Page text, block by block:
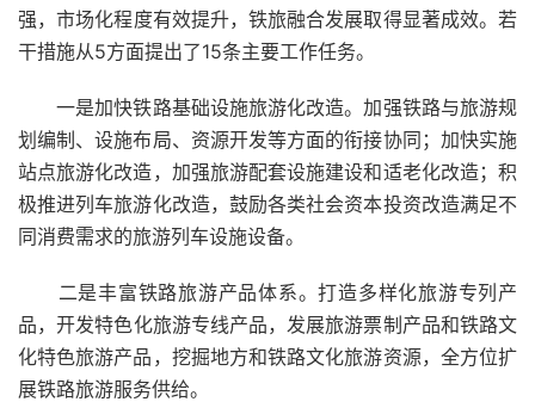
强，市场化程度有效提升，铁旅融合发展取得显著成效。若
干措施从5方面提出了15条主要工作任务。
一是加快铁路基础设施旅游化改造。加强铁路与旅游规
划编制、设施布局、 资源开发等方面的衔接协同；加快实施
站点旅游化改造，加强旅游配套设施建设和适老化改造；积
极推进列车旅游化改造，鼓励各类社会资本投资改造满足不
同消费需求的旅游列车设施设备。
二是丰富铁路旅游产品体系。打造多样化旅游专列 产
品，开发特色化旅游专线产品，发展旅游票制产品和铁路文
化特色旅游产品，挖掘地方和铁路文化旅游资源，全方位扩
展铁路旅游服务供给。